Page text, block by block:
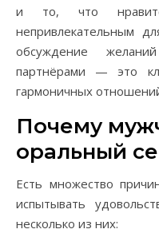
и то, что
непривлекательным
обсуждение
партнёрами — это
гармоничных
Почему
оральный
Есть множество
испытывать
несколько из них: